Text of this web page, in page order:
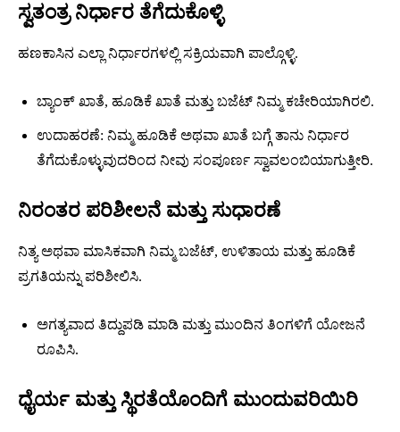
ಸ್ವತಂತ್ರ ನಿರ್ಧಾರ ತೆಗೆದುಕೊಳ್ಳಿ
ಹಣಕಾಸಿನ ಎಲ್ಲಾ ನಿರ್ಧಾರಗಳಲ್ಲಿ ಸಕ್ರಿಯವಾಗಿ ಪಾಲ್ಗೊಳ್ಳಿ.
ಬ್ಯಾಂಕ್ ಖಾತೆ, ಹೂಡಿಕೆ ಖಾತೆ ಮತ್ತು ಬಜೆಟ್ ನಿಮ್ಮ ಕಚೇರಿಯಾಗಿರಲಿ.
ಉದಾಹರಣೆ: ನಿಮ್ಮ ಹೂಡಿಕೆ ಅಥವಾ ಖಾತೆ ಬಗ್ಗೆ ತಾನು ನಿರ್ಧಾರ
ತೆಗೆದುಕೊಳ್ಳುವುದರಿಂದ ನೀವು ಸಂಪೂರ್ಣ ಸ್ವಾವಲಂಬಿಯಾಗುತ್ತೀರಿ.
ನಿರಂತರ ಪರಿಶೀಲನೆ ಮತ್ತು ಸುಧಾರಣೆ
ನಿತ್ಯ ಅಥವಾ ಮಾಸಿಕವಾಗಿ ನಿಮ್ಮ ಬಜೆಟ್, ಉಳಿತಾಯ ಮತ್ತು ಹೂಡಿಕೆ
ಪ್ರಗತಿಯನ್ನು ಪರಿಶೀಲಿಸಿ.
ಅಗತ್ಯವಾದ ತಿದ್ದುಪಡಿ ಮಾಡಿ ಮತ್ತು ಮುಂದಿನ ತಿಂಗಳಿಗೆ ಯೋಜನೆ
ರೂಪಿಸಿ.
ಧೈರ್ಯ ಮತ್ತು ಸ್ಥಿರತೆಯೊಂದಿಗೆ ಮುಂದುವರಿಯಿರಿ